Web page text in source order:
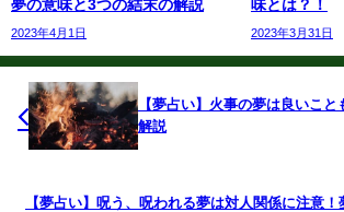
夢の意味と3つの結末の解説
2023年4月1日
味とは？！
2023年3月31日
【夢占い】火事の夢は良いこ
解説
【夢占い】呪う、呪われる夢は対人関係に注意！